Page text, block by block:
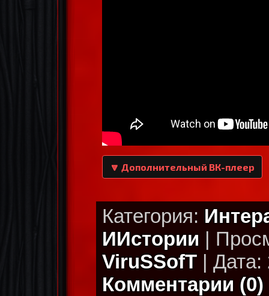
🔽 Дополнительный ВК-плеер
Категория:
ИИстории |
ViruSSofT | Дата:
Комментарии (0)